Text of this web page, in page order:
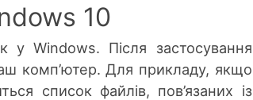
10
у Windows. Після застосування
комп’ютер. Для прикладу, якщо
список файлів, пов’язаних із